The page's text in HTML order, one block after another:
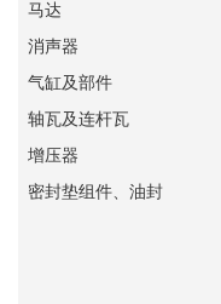
马达
消声器
气缸及部件
轴瓦及连杆瓦
增压器
密封垫组件、油封